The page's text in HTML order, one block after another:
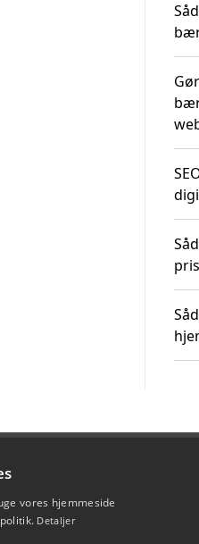
vores hjemmeside
Detaljer